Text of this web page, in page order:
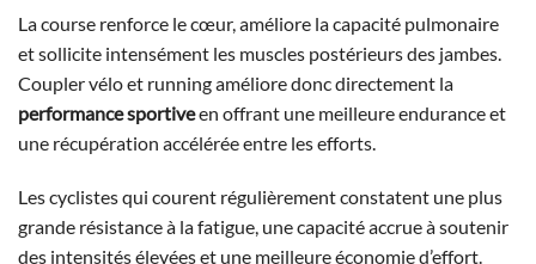
La course renforce le cœur, améliore la capacité pulmonaire
et sollicite intensément les muscles postérieurs des jambes.
Coupler vélo et running améliore donc directement la
performance sportiveen offrant une meilleure endurance et
une récupération accélérée entre les efforts.
Les cyclistes qui courent régulièrement constatent une plus
grande résistance à la fatigue, une capacité accrue à soutenir
des intensités élevées et une meilleure économie d’effort.